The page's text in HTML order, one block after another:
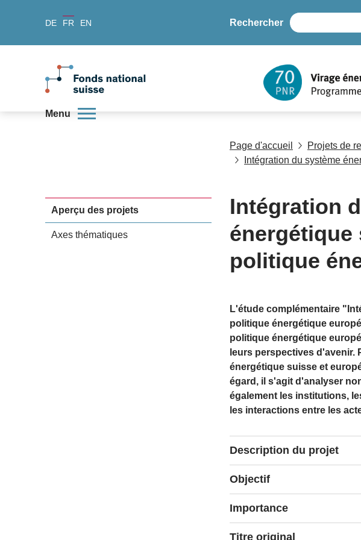
DE FR EN Rechercher
Menu
Page d'accueil Projets de
Intégration du système
Aperçu des projets
Axes thématiques
Intégration
énergétique
politique
L'étude complémentaire
politique énergétique
politique énergétique
leurs perspectives d'avenir.
énergétique suisse et
égard, il s'agit d'analyser
également les institutions,
les interactions entre les
Description du projet
La première partie de l'étude
réglementaire entre les
juridiques en vigueur et les
européenne ("Clean Energy
"paquet d’hiver") seront
Objectif
L'étude complémentaire
Analyse des différences
Importance
L'étude complémentaire
Titre original